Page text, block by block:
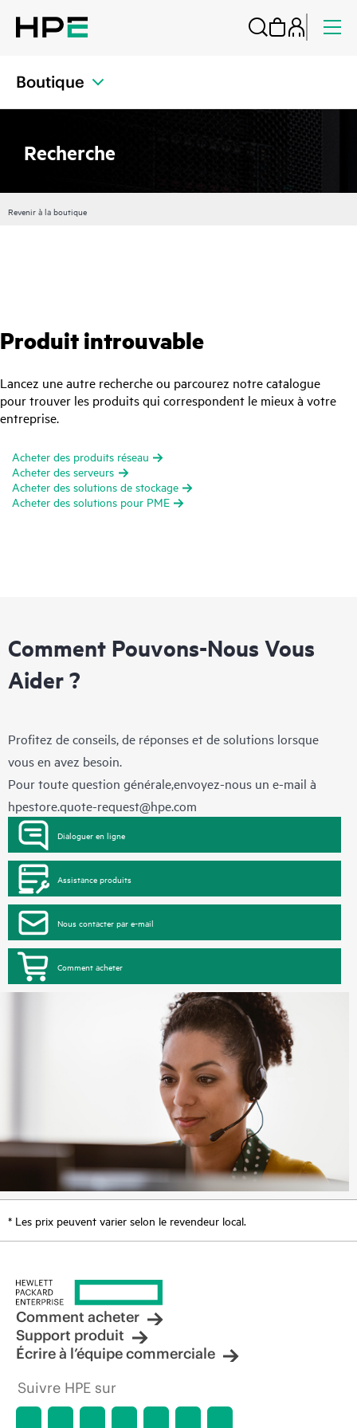
Boutique
Recherche
Revenir à la boutique
Produit introuvable
Lancez une autre recherche ou parcourez notre catalogue
pour trouver les produits qui correspondent le mieux à votre
entreprise.
Acheter des produits réseau
Acheter des serveurs
Acheter des solutions de stockage
Acheter des solutions pour PME
Comment Pouvons-Nous Vous
Aider ?
Profitez de conseils, de réponses et de solutions lorsque
vous en avez besoin.
Pour toute question générale,envoyez-nous un e-mail à
hpestore.quote-request@hpe.com
Dialoguer en ligne
Assistance produits
Nous contacter par e-mail
Comment acheter
* Les prix peuvent varier selon le revendeur local.
Comment acheter
Support produit
Écrire à l’équipe commerciale
Suivre HPE sur